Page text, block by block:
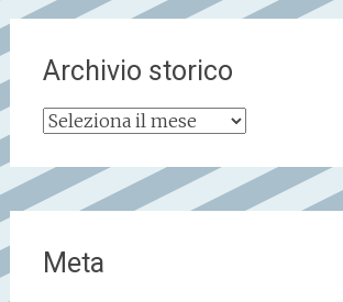
Archivio storico
Archivio
Meta